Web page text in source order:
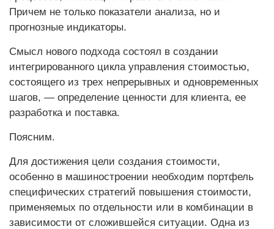
Причем не только показатели анализа, но и
прогнозные индикаторы.
Смысл нового подхода состоял в создании
интегрированного цикла управления стоимостью,
состоящего из трех непрерывных и одновременных
шагов, — определение ценности для клиента, ее
разработка и поставка.
Поясним.
Для достижения цели создания стоимости,
особенно в машиностроении необходим портфель
специфических стратегий повышения стоимости,
применяемых по отдельности или в комбинации в
зависимости от сложившейся ситуации. Одна из